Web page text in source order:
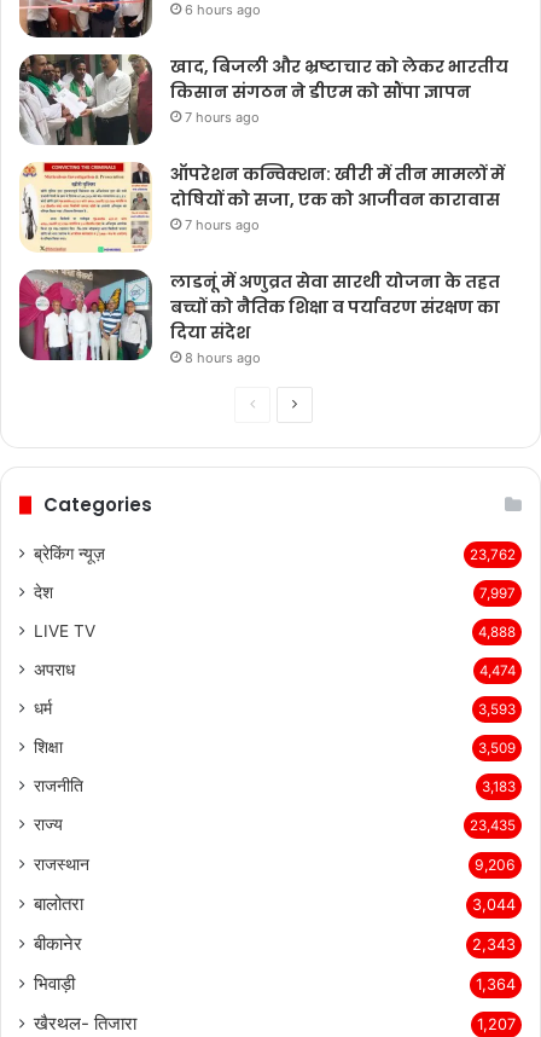
6 hours ago
खाद, बिजली और भ्रष्टाचार को लेकर भारतीय
किसान संगठन ने डीएम को सौंपा ज्ञापन
7 hours ago
ऑपरेशन कन्विक्शन: खीरी में तीन मामलों में
दोषियों को सजा, एक को आजीवन कारावास
7 hours ago
लाडनूं में अणुव्रत सेवा सारथी योजना के तहत
बच्चों को नैतिक शिक्षा व पर्यावरण संरक्षण का
दिया संदेश
8 hours ago
PreviousNext
Categories
ब्रेकिंग न्यूज़ 23,762
देश 7,997
LIVE TV 4,888
अपराध 4,474
धर्म 3,593
शिक्षा 3,509
राजनीति 3,183
राज्य 23,435
राजस्थान 9,206
बालोतरा 3,044
बीकानेर 2,343
भिवाड़ी 1,364
खैरथल- तिजारा 1,207